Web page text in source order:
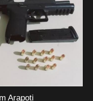
Arapoti